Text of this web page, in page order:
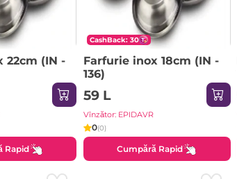
22cm (IN -
Rapid
CashBack: 30
Farfurie inox 18cm (IN -
136)
59 L
Vînzător: EPIDAVR
0(0)
Cumpără Rapid